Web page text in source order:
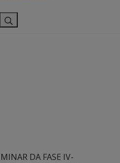
DA FASE IV-